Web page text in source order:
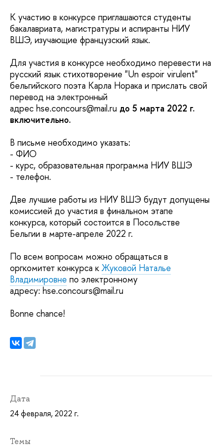
К участию в конкурсе приглашаются студенты
бакалавриата, магистратуры и аспиранты НИУ
ВШЭ, изучающие французский язык.
Для участия в конкурсе необходимо перевести на
русский язык стихотворение "Un espoir virulent"
бельгийского поэта Карла Норака и прислать свой
перевод на электронный
адрес hse.concours@mail.ru до 5 марта 2022 г.
включительно.
В письме необходимо указать:
- ФИО
- курс, образовательная программа НИУ ВШЭ
- телефон.
Две лучшие работы из НИУ ВШЭ будут допущены
комиссией до участия в финальном этапе
конкурса, который состоится в Посольстве
Бельгии в марте-апреле 2022 г.
По всем вопросам можно обращаться в
оргкомитет конкурса к Жуковой Наталье
Владимировне по электронному
адресу: hse.concours@mail.ru
Bonne chance!
Дата
24 февраля, 2022 г.
Темы